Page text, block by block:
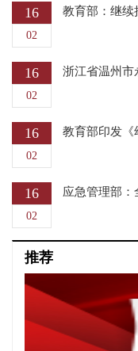
16
02
教育部：继续
16
02
浙江省温州市
16
02
教育部印发《
16
02
应急管理部：
推荐